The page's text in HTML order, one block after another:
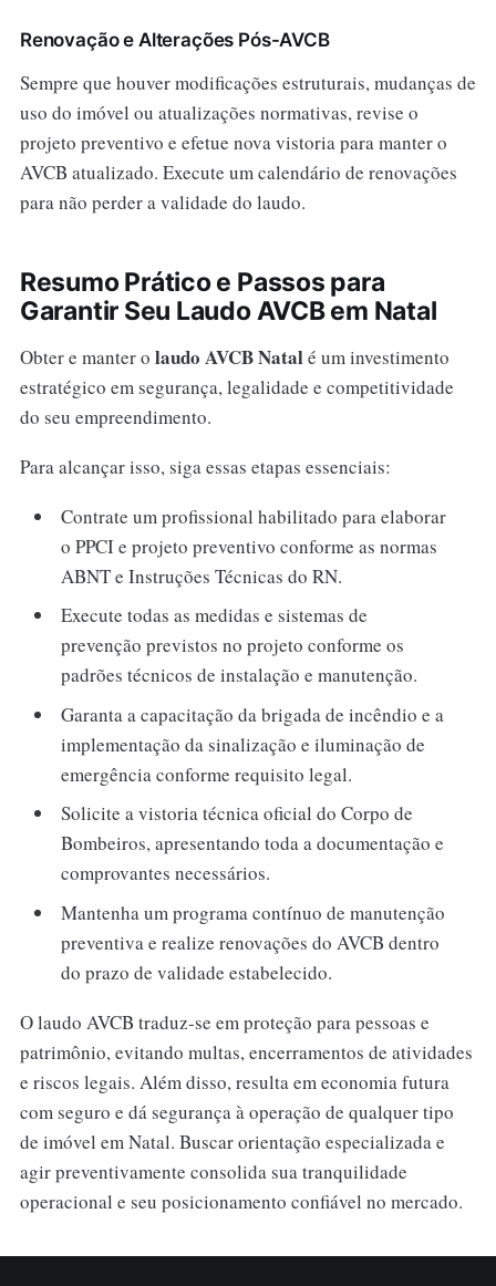
Renovação e Alterações Pós-AVCB
Sempre que houver modificações estruturais, mudanças de
uso do imóvel ou atualizações normativas, revise o
projeto preventivo e efetue nova vistoria para manter o
AVCB atualizado. Execute um calendário de renovações
para não perder a validade do laudo.
Resumo Prático e Passos para
Garantir Seu Laudo AVCB em Natal
Obter e manter o laudo AVCB Natalé um investimento
estratégico em segurança, legalidade e competitividade
do seu empreendimento.
Para alcançar isso, siga essas etapas essenciais:
Contrate um profissional habilitado para elaborar
o PPCI e projeto preventivo conforme as normas
ABNT e Instruções Técnicas do RN.
Execute todas as medidas e sistemas de
prevenção previstos no projeto conforme os
padrões técnicos de instalação e manutenção.
Garanta a capacitação da brigada de incêndio e a
implementação da sinalização e iluminação de
emergência conforme requisito legal.
Solicite a vistoria técnica oficial do Corpo de
Bombeiros, apresentando toda a documentação e
comprovantes necessários.
Mantenha um programa contínuo de manutenção
preventiva e realize renovações do AVCB dentro
do prazo de validade estabelecido.
O laudo AVCB traduz-se em proteção para pessoas e
patrimônio, evitando multas, encerramentos de atividades
e riscos legais. Além disso, resulta em economia futura
com seguro e dá segurança à operação de qualquer tipo
de imóvel em Natal. Buscar orientação especializada e
agir preventivamente consolida sua tranquilidade
operacional e seu posicionamento confiável no mercado.